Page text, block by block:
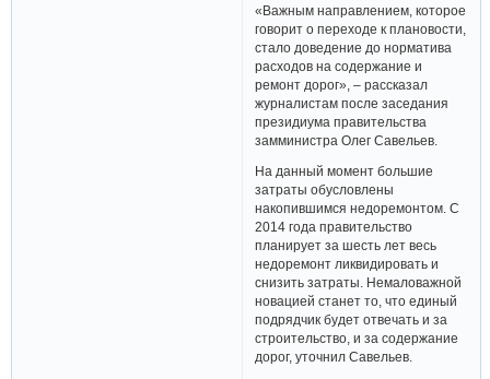
«Важным направлением, которое
говорит о переходе к плановости,
стало доведение до норматива
расходов на содержание и
ремонт дорог», – рассказал
журналистам после заседания
президиума правительства
замминистра Олег Савельев.
На данный момент большие
затраты обусловлены
накопившимся недоремонтом. С
2014 года правительство
планирует за шесть лет весь
недоремонт ликвидировать и
снизить затраты. Немаловажной
новацией станет то, что единый
подрядчик будет отвечать и за
строительство, и за содержание
дорог, уточнил Савельев.